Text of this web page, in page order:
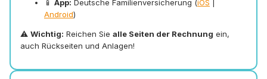
📱 App: Deutsche Familienversicherung (iOS
Android)
⚠️ Wichtig: Reichen Sie alle Seiten der Rechnung ein,
auch Rückseiten und Anlagen!